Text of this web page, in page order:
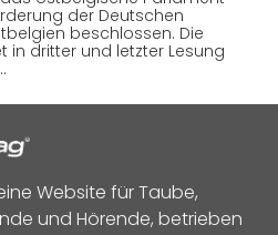
der Deutschen
beschlossen. Die
in dritter und letzter Lesung
Website für Taube,
und Hörende, betrieben